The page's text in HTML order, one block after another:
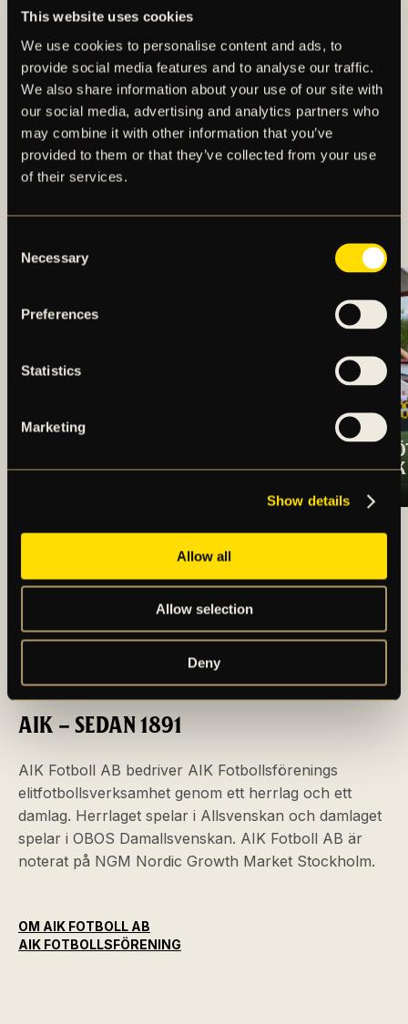
This website uses cookies
We use cookies to personalise content and ads, to
provide social media features and to analyse our traffic.
We also share information about your use of our site with
our social media, advertising and analytics partners who
may combine it with other information that you’ve
provided to them or that they’ve collected from your use
of their services.
Selection
Necessary
Preferences
Statistics
Marketing
Show details
Allow all
Allow selection
Deny
ÖRGRYTE IS
OSCARSSON
SEGERN TILL AIK
AIK – SEDAN 1891
AIK Fotboll AB bedriver AIK Fotbollsförenings
elitfotbollsverksamhet genom ett herrlag och ett
damlag. Herrlaget spelar i Allsvenskan och damlaget
spelar i OBOS Damallsvenskan. AIK Fotboll AB är
noterat på NGM Nordic Growth Market Stockholm.
OM AIK FOTBOLL AB
AIK FOTBOLLSFÖRENING